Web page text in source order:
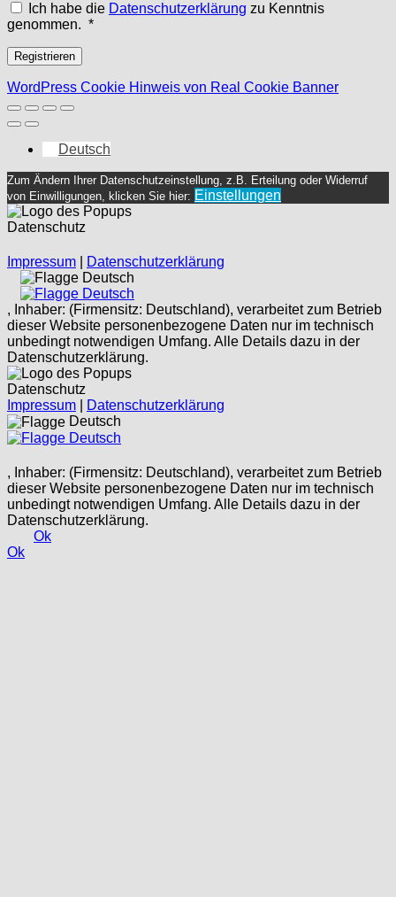
Ich habe die Datenschutzerklärung zu Kenntnis
genommen. *Erforderlich
Registrieren
WordPress Cookie Hinweis von Real Cookie Banner
Deutsch
Zum Ändern Ihrer Datenschutzeinstellung, z.B. Erteilung oder Widerruf
von Einwilligungen, klicken Sie hier: Einstellungen
Datenschutz
Impressum
Datenschutzerklärung
Deutsch
Deutsch
, Inhaber: (Firmensitz: Deutschland), verarbeitet zum Betrieb
dieser Website personenbezogene Daten nur im technisch
unbedingt notwendigen Umfang. Alle Details dazu in der
Datenschutzerklärung.
Datenschutz
Impressum
Datenschutzerklärung
Deutsch
Deutsch
, Inhaber: (Firmensitz: Deutschland), verarbeitet zum Betrieb
dieser Website personenbezogene Daten nur im technisch
unbedingt notwendigen Umfang. Alle Details dazu in der
Datenschutzerklärung.
Ok
Ok